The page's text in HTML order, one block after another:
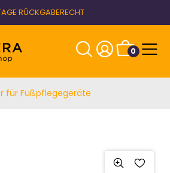
RÜCKGABERECHT
0
für Fußpflegegeräte